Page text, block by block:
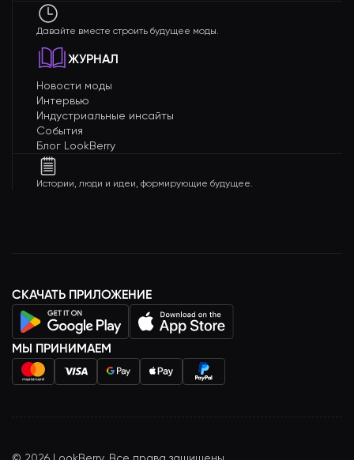
Давайте вместе строить будущее моды.
ЖУРНАЛ
Новости моды
Интервью
Индустриальные инсайты
События
Блог LookBerry
Истории, люди и идеи, формирующие будущее.
СКАЧАТЬ ПРИЛОЖЕНИЕ
МЫ ПРИНИМАЕМ